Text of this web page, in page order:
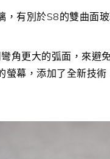
，有別於S8的雙曲面
角更大的弧面，來避
螢幕，添加了全新技術